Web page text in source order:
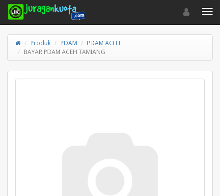
Toggle
Produk PDAM
PDAM ACEH
BAYAR PDAM ACEH TAMIANG